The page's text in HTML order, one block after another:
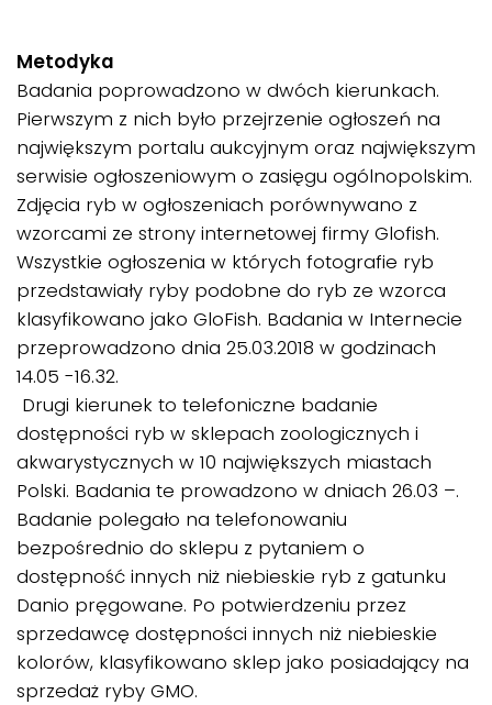
Metodyka
Badania poprowadzono w dwóch kierunkach.
Pierwszym z nich było przejrzenie ogłoszeń na
największym portalu aukcyjnym oraz największym
serwisie ogłoszeniowym o zasięgu ogólnopolskim.
Zdjęcia ryb w ogłoszeniach porównywano z
wzorcami ze strony internetowej firmy Glofish.
Wszystkie ogłoszenia w których fotografie ryb
przedstawiały ryby podobne do ryb ze wzorca
klasyfikowano jako GloFish. Badania w Internecie
przeprowadzono dnia 25.03.2018 w godzinach
14.05 -16.32.
Drugi kierunek to telefoniczne badanie
dostępności ryb w sklepach zoologicznych i
akwarystycznych w 10 największych miastach
Polski. Badania te prowadzono w dniach 26.03 –.
Badanie polegało na telefonowaniu
bezpośrednio do sklepu z pytaniem o
dostępność innych niż niebieskie ryb z gatunku
Danio pręgowane. Po potwierdzeniu przez
sprzedawcę dostępności innych niż niebieskie
kolorów, klasyfikowano sklep jako posiadający na
sprzedaż ryby GMO.